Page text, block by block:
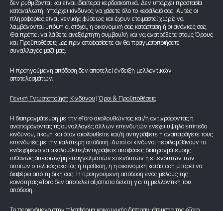
δεν ρυθμίζονται και είναι ιδιαίτερα κερδοσκοπικά. Δεν υπάρχει προστασία
καταναλωτή. Υπάρχει κίνδυνος να χάσετε όλο το κεφάλαιό σας. Αυτές οι
πληροφορίες είναι γενικής φύσεως και έχουν ετοιμαστεί χωρίς να
λαμβάνονται υπόψη οι στόχοι, η οικονομική σας κατάσταση ή οι ανάγκες σας.
Θα πρέπει να λάβετε ανεξάρτητη συμβουλή και να ανατρέξετε στους Όρους
και Προϋποθέσεις μας πριν αποφασίσετε αν θα πραγματοποιήσετε
συναλλαγές μαζί μας.
Η προηγούμενη απόδοση δεν αποτελεί ένδειξη μελλοντικών
αποτελεσμάτων.
Γενική Γνωστοποίηση Κινδύνου Όροι & Προϋποθέσεις
Η διαπραγμάτευση με την eToro ακολουθώντας και/ή αντιγράφοντας ή
αναπαράγοντας τις συναλλαγές άλλων επενδυτών ενέχει υψηλό επίπεδο
κινδύνου, ακόμη και όταν ακολουθείτε και/ή αντιγράφετε ή αναπαράγετε τους
επενδυτές με την καλύτερη απόδοση. Αυτοί οι κίνδυνοι περιλαμβάνουν το
ενδεχόμενο να ακολουθείτε/αντιγράφετε αποφάσεις διαπραγμάτευσης
πιθανώς άπειρων/μη επαγγελματιών επενδυτών ή επενδυτών των
οποίων ο τελικός σκοπός ή πρόθεση, ή η οικονομική κατάσταση μπορεί να
διαφέρει από τη δική σας. Η προηγούμενη απόδοση ενός μέλους της
κοινότητας eToro δεν αποτελεί αξιόπιστο δείκτη για τη μελλοντική του
απόδοση.